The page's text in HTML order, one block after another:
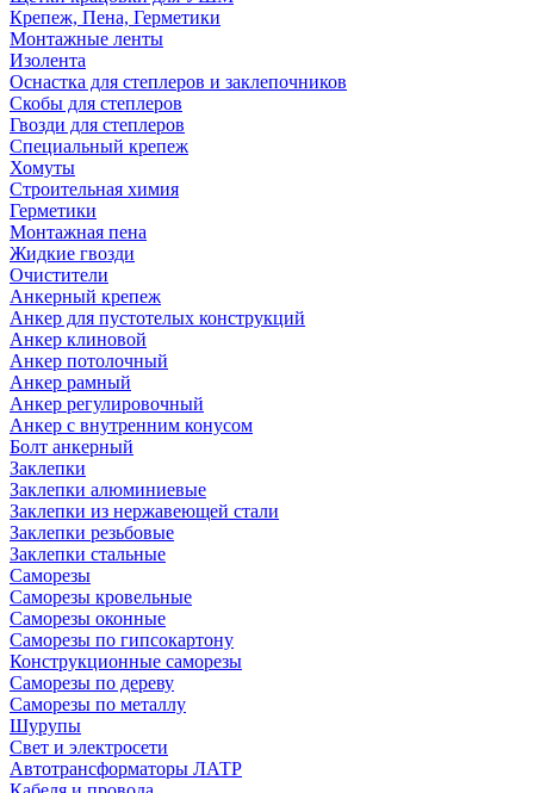
Крепеж, Пена, Герметики
Монтажные ленты
Изолента
Оснастка для степлеров и заклепочников
Скобы для степлеров
Гвозди для степлеров
Специальный крепеж
Хомуты
Строительная химия
Герметики
Монтажная пена
Жидкие гвозди
Очистители
Анкерный крепеж
Анкер для пустотелых конструкций
Анкер клиновой
Анкер потолочный
Анкер рамный
Анкер регулировочный
Анкер с внутренним конусом
Болт анкерный
Заклепки
Заклепки алюминиевые
Заклепки из нержавеющей стали
Заклепки резьбовые
Заклепки стальные
Саморезы
Саморезы кровельные
Саморезы оконные
Саморезы по гипсокартону
Конструкционные саморезы
Саморезы по дереву
Саморезы по металлу
Шурупы
Свет и электросети
Автотрансформаторы ЛАТР